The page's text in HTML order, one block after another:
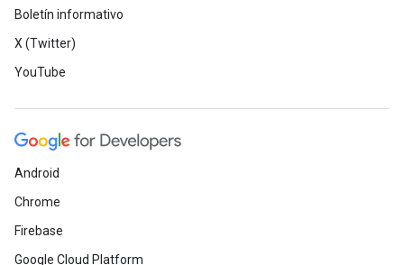
Boletín informativo
X (Twitter)
YouTube
Android
Chrome
Firebase
Google Cloud Platform